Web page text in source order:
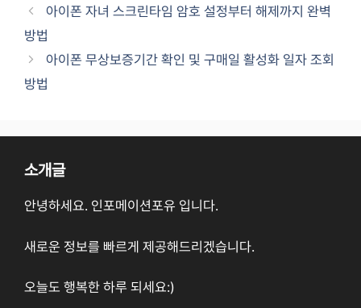
아이폰 자녀 스크린타임 암호 설정부터 해제까지 완벽
방법
아이폰 무상보증기간 확인 및 구매일 활성화 일자 조회
방법
소개글
안녕하세요. 인포메이션포유 입니다.
새로운 정보를 빠르게 제공해드리겠습니다.
오늘도 행복한 하루 되세요:)